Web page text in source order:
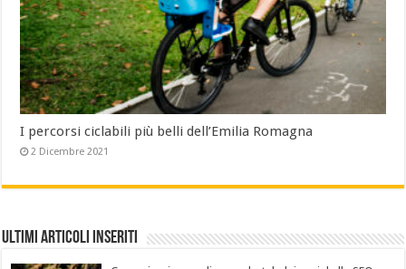
I percorsi ciclabili più belli dell’Emilia Romagna
2 Dicembre 2021
Ultimi Articoli Inseriti